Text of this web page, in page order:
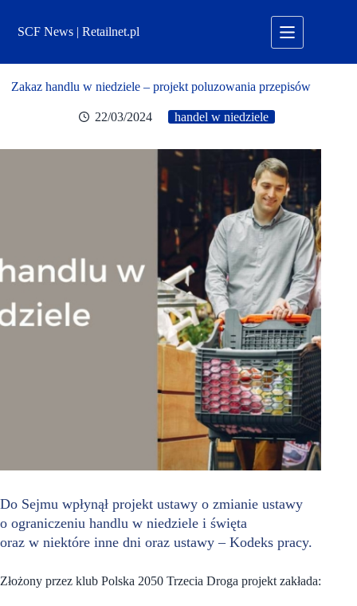
treściSCF News | Retailnet.pl
Zakaz handlu w niedziele – projekt poluzowania przepisów
22/03/2024 handel w niedziele
Do Sejmu wpłynął projekt ustawy o zmianie ustawy
o ograniczeniu handlu w niedziele i święta
oraz w niektóre inne dni oraz ustawy – Kodeks pracy.
Złożony przez klub Polska 2050 Trzecia Droga projekt zakłada: